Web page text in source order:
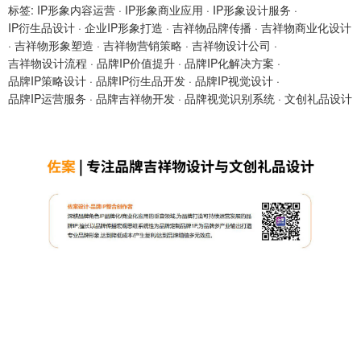
标签: IP形象内容运营 · IP形象商业应用 · IP形象设计服务 ·
IP衍生品设计 · 企业IP形象打造 · 吉祥物品牌传播 · 吉祥物商业化设计
· 吉祥物形象塑造 · 吉祥物营销策略 · 吉祥物设计公司 ·
吉祥物设计流程 · 品牌IP价值提升 · 品牌IP化解决方案 ·
品牌IP策略设计 · 品牌IP衍生品开发 · 品牌IP视觉设计 ·
品牌IP运营服务 · 品牌吉祥物开发 · 品牌视觉识别系统 · 文创礼品设计